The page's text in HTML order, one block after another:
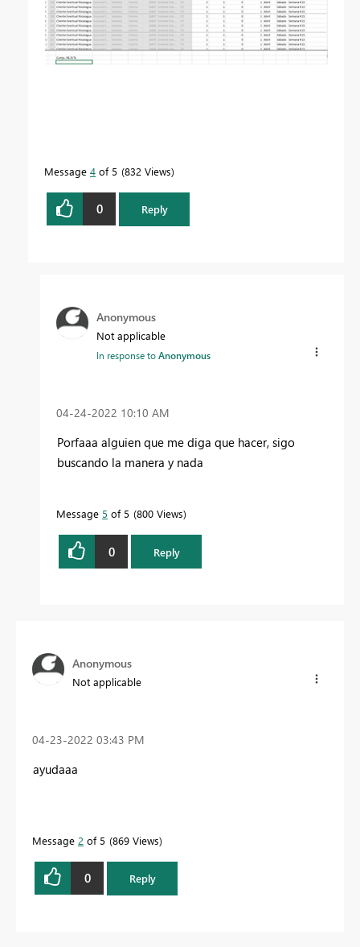
Message 4 of 5 832 Views
0 Reply
Anonymous
Not applicable
In response toAnonymous
‎04-24-2022 10:10 AM
Porfaaa alguien que me diga que hacer, sigo
buscando la manera y nada
Message 5 of 5 800 Views
0 Reply
Anonymous
Not applicable
‎04-23-2022 03:43 PM
ayudaaa
Message 2 of 5 869 Views
0 Reply